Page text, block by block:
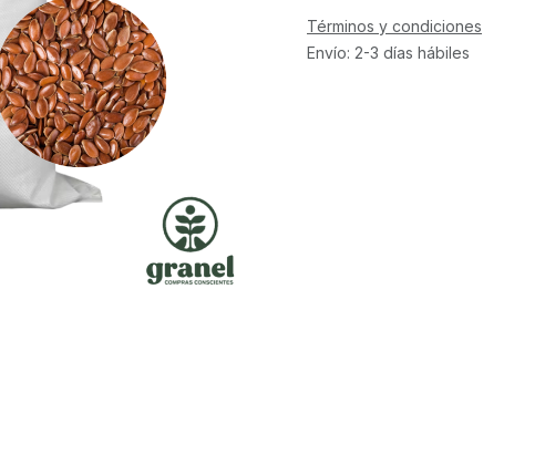
Términos y condiciones
Envío: 2-3 días hábiles